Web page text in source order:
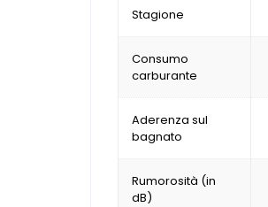
Stagione
Consumo
carburante
Aderenza sul
bagnato
Rumorosità (in
dB)